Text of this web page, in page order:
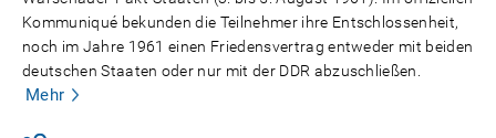
Kommuniqué bekunden die Teilnehmer ihre Entschlossenheit,
noch im Jahre 1961 einen Friedensvertrag entweder mit beiden
deutschen Staaten oder nur mit der DDR abzuschließen.
Mehr